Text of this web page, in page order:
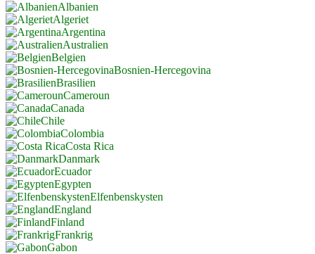
Albanien
Algeriet
Argentina
Australien
Belgien
Bosnien-Hercegovina
Brasilien
Cameroun
Canada
Chile
Colombia
Costa Rica
Danmark
Ecuador
Egypten
Elfenbenskysten
England
Finland
Frankrig
Gabon